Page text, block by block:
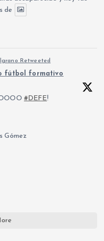
de
Retweeted
fútbol formativo
#DEFE!
Gómez